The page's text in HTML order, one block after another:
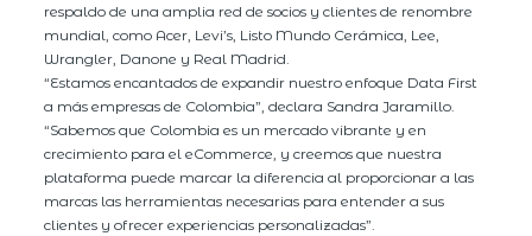
respaldo de una amplia red de socios y clientes de renombre
mundial, como Acer, Levi’s, Listo Mundo Cerámica, Lee,
Wrangler, Danone y Real Madrid.
“Estamos encantados de expandir nuestro enfoque Data First
a más empresas de Colombia”, declara Sandra Jaramillo.
“Sabemos que Colombia es un mercado vibrante y en
crecimiento para el eCommerce, y creemos que nuestra
plataforma puede marcar la diferencia al proporcionar a las
marcas las herramientas necesarias para entender a sus
clientes y ofrecer experiencias personalizadas”.